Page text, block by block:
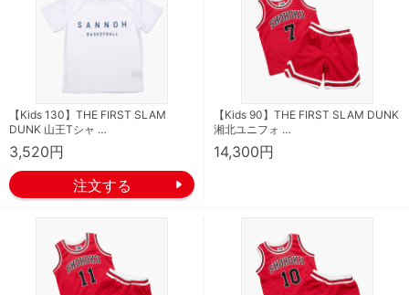
【Kids 130】THE FIRST SLAM
DUNK 山王Tシャ …
3,520円
【Kids 90】THE FIRST SLAM DUNK
湘北ユニフォ …
14,300円